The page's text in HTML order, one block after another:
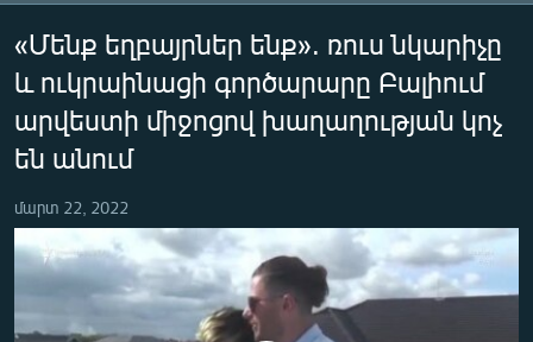
հիմնական
մենյուին
Որոնում
ԸՆՏՐՈՒԹՅՈՒՆՆԵՐ 2026
ԻՐԱՎՈՒՆՔ
ՀԱՍԱՐԱԿՈՒԹՅՈՒՆ
ՂԱՐԱԲԱՂ
ՊԱՏԵՐԱԶՄԻ 6 ՇԱԲԱԹՆԵՐԸ
ՏԱՐԱԾԱՇՐՋԱՆ
«Մենք եղբայրներ ենք». ռուս նկարիչը
և ուկրաինացի գործարարը Բալիում
արվեստի միջոցով խաղաղության կոչ
են անում
մարտ 22, 2022